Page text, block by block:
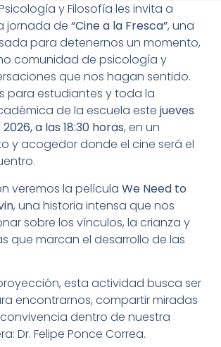
y Filosofía les invita a
jornada de“Cine a la Fresca”, una
para detenernos un momento,
comunidad de psicología y
que nos hagan sentido.
para estudiantes y toda la
de la escuela estejueves
a las 18:30 horas, en un
y acogedor donde el cine será el
veremos la películaWe Need to
, una historia intensa que nos
sobre los vínculos, la crianza y
que marcan el desarrollo de las
esta actividad busca ser
encontrarnos, compartir miradas
dentro de nuestra
Dr. Felipe Ponce Correa.